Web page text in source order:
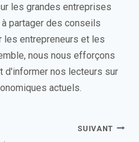
les grandes entreprises
partager des conseils
les entrepreneurs et les
nous nous efforçons
d'informer nos lecteurs sur
actuels.
SUIVANT